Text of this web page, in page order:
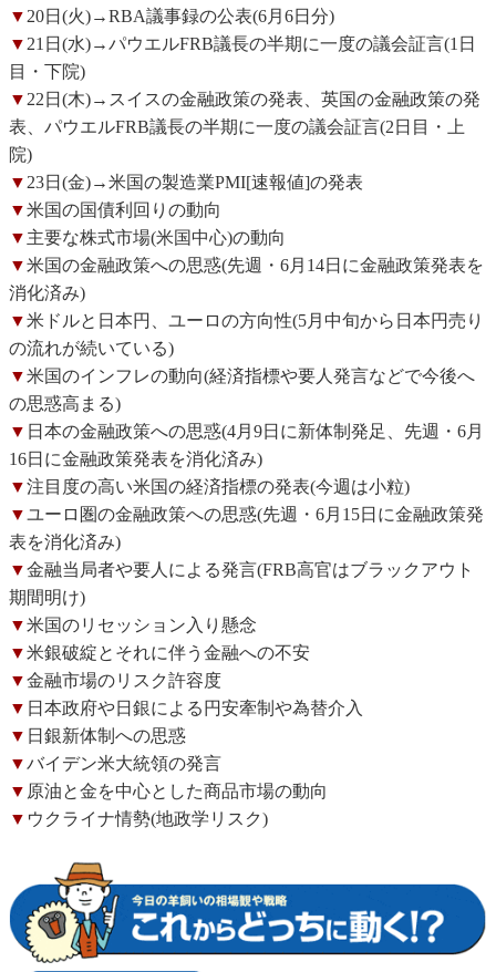
▼20日(火)→RBA議事録の公表(6月6日分)
▼21日(水)→パウエルFRB議長の半期に一度の議会証言(1日
目・下院)
▼22日(木)→スイスの金融政策の発表、英国の金融政策の発
表、パウエルFRB議長の半期に一度の議会証言(2日目・上
院)
▼23日(金)→米国の製造業PMI[速報値]の発表
▼米国の国債利回りの動向
▼ 主要な株式市場(米国中心)の動向
▼米国の金融政策への思惑(先週・6月14日に金融政策発表を
消化済み)
▼米ドルと日本円、ユーロの方向性(5月中旬から日本円売り
の流れが続いている)
▼米国のインフレの動向(経済指標や要人発言などで今後へ
の思惑高まる)
▼ 日本の金融政策への思惑(4月9日に新体制発足、先週・6月
16日に金融政策発表を消化済み)
▼注目度の高い米国の経済指標の発表(今週は小粒)
▼ユーロ圏の金融政策への思惑(先週・6月15日に金融政策発
表を消化済み)
▼金融当局者や要人による発言(FRB高官はブラックアウト
期間明け)
▼米国のリセッション入り懸念
▼米銀破綻とそれに伴う金融への不安
▼金融市場のリスク許容度
▼ 日本政府や日銀による円安牽制や為替介入
▼ 日銀新体制への思惑
▼バイデン米大統領の発言
▼ 原油と金を中心とした商品市場の動向
▼ ウクライナ情勢(地政学リスク)